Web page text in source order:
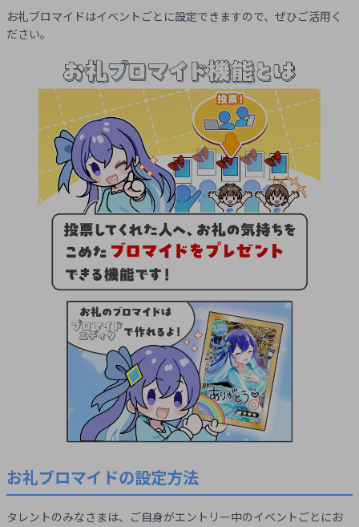
お礼ブロマイドはイベントごとに設定できますので、ぜひご活用く
ださい。
お礼ブロマイドの設定方法
タレントのみなさまは、ご自身がエントリー中のイベントごとにお